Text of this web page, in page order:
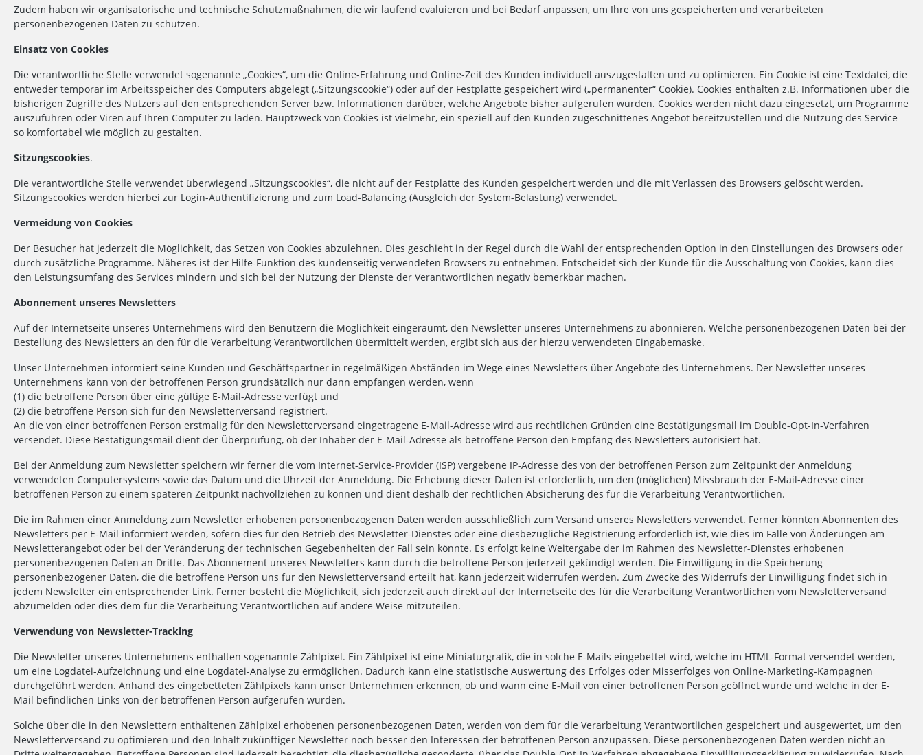
Zudem haben wir organisatorische und technische Schutzmaßnahmen, die wir laufend evaluieren und bei Bedarf anpassen, um Ihre von uns gespeicherten und verarbeiteten
personenbezogenen Daten zu schützen.
Einsatz von Cookies
Die verantwortliche Stelle verwendet sogenannte „Cookies“, um die Online-Erfahrung und Online-Zeit des Kunden individuell auszugestalten und zu optimieren. Ein Cookie ist eine Textdatei, die
entweder temporär im Arbeitsspeicher des Computers abgelegt („Sitzungscookie“) oder auf der Festplatte gespeichert wird („permanenter“ Cookie). Cookies enthalten z.B. Informationen über die
bisherigen Zugriffe des Nutzers auf den entsprechenden Server bzw. Informationen darüber, welche Angebote bisher aufgerufen wurden. Cookies werden nicht dazu eingesetzt, um Programme
auszuführen oder Viren auf Ihren Computer zu laden. Hauptzweck von Cookies ist vielmehr, ein speziell auf den Kunden zugeschnittenes Angebot bereitzustellen und die Nutzung des Service
so komfortabel wie möglich zu gestalten.
Sitzungscookies.
Die verantwortliche Stelle verwendet überwiegend „Sitzungscookies“, die nicht auf der Festplatte des Kunden gespeichert werden und die mit Verlassen des Browsers gelöscht werden.
Sitzungscookies werden hierbei zur Login-Authentifizierung und zum Load-Balancing (Ausgleich der System-Belastung) verwendet.
Vermeidung von Cookies
Der Besucher hat jederzeit die Möglichkeit, das Setzen von Cookies abzulehnen. Dies geschieht in der Regel durch die Wahl der entsprechenden Option in den Einstellungen des Browsers oder
durch zusätzliche Programme. Näheres ist der Hilfe-Funktion des kundenseitig verwendeten Browsers zu entnehmen. Entscheidet sich der Kunde für die Ausschaltung von Cookies, kann dies
den Leistungsumfang des Services mindern und sich bei der Nutzung der Dienste der Verantwortlichen negativ bemerkbar machen.
Abonnement unseres Newsletters
Auf der Internetseite unseres Unternehmens wird den Benutzern die Möglichkeit eingeräumt, den Newsletter unseres Unternehmens zu abonnieren. Welche personenbezogenen Daten bei der
Bestellung des Newsletters an den für die Verarbeitung Verantwortlichen übermittelt werden, ergibt sich aus der hierzu verwendeten Eingabemaske.
Unser Unternehmen informiert seine Kunden und Geschäftspartner in regelmäßigen Abständen im Wege eines Newsletters über Angebote des Unternehmens. Der Newsletter unseres
Unternehmens kann von der betroffenen Person grundsätzlich nur dann empfangen werden, wenn
(1) die betroffene Person über eine gültige E-Mail-Adresse verfügt und
(2) die betroffene Person sich für den Newsletterversand registriert.
An die von einer betroffenen Person erstmalig für den Newsletterversand eingetragene E-Mail-Adresse wird aus rechtlichen Gründen eine Bestätigungsmail im Double-Opt-In-Verfahren
versendet. Diese Bestätigungsmail dient der Überprüfung, ob der Inhaber der E-Mail-Adresse als betroffene Person den Empfang des Newsletters autorisiert hat.
Bei der Anmeldung zum Newsletter speichern wir ferner die vom Internet-Service-Provider (ISP) vergebene IP-Adresse des von der betroffenen Person zum Zeitpunkt der Anmeldung
verwendeten Computersystems sowie das Datum und die Uhrzeit der Anmeldung. Die Erhebung dieser Daten ist erforderlich, um den (möglichen) Missbrauch der E-Mail-Adresse einer
betroffenen Person zu einem späteren Zeitpunkt nachvollziehen zu können und dient deshalb der rechtlichen Absicherung des für die Verarbeitung Verantwortlichen.
Die im Rahmen einer Anmeldung zum Newsletter erhobenen personenbezogenen Daten werden ausschließlich zum Versand unseres Newsletters verwendet. Ferner könnten Abonnenten des
Newsletters per E-Mail informiert werden, sofern dies für den Betrieb des Newsletter-Dienstes oder eine diesbezügliche Registrierung erforderlich ist, wie dies im Falle von Änderungen am
Newsletterangebot oder bei der Veränderung der technischen Gegebenheiten der Fall sein könnte. Es erfolgt keine Weitergabe der im Rahmen des Newsletter-Dienstes erhobenen
personenbezogenen Daten an Dritte. Das Abonnement unseres Newsletters kann durch die betroffene Person jederzeit gekündigt werden. Die Einwilligung in die Speicherung
personenbezogener Daten, die die betroffene Person uns für den Newsletterversand erteilt hat, kann jederzeit widerrufen werden. Zum Zwecke des Widerrufs der Einwilligung findet sich in
jedem Newsletter ein entsprechender Link. Ferner besteht die Möglichkeit, sich jederzeit auch direkt auf der Internetseite des für die Verarbeitung Verantwortlichen vom Newsletterversand
abzumelden oder dies dem für die Verarbeitung Verantwortlichen auf andere Weise mitzuteilen.
Verwendung von Newsletter-Tracking
Die Newsletter unseres Unternehmens enthalten sogenannte Zählpixel. Ein Zählpixel ist eine Miniaturgrafik, die in solche E-Mails eingebettet wird, welche im HTML-Format versendet werden,
um eine Logdatei-Aufzeichnung und eine Logdatei-Analyse zu ermöglichen. Dadurch kann eine statistische Auswertung des Erfolges oder Misserfolges von Online-Marketing-Kampagnen
durchgeführt werden. Anhand des eingebetteten Zählpixels kann unser Unternehmen erkennen, ob und wann eine E-Mail von einer betroffenen Person geöffnet wurde und welche in der E-
Mail befindlichen Links von der betroffenen Person aufgerufen wurden.
Solche über die in den Newslettern enthaltenen Zählpixel erhobenen personenbezogenen Daten, werden von dem für die Verarbeitung Verantwortlichen gespeichert und ausgewertet, um den
Newsletterversand zu optimieren und den Inhalt zukünftiger Newsletter noch besser den Interessen der betroffenen Person anzupassen. Diese personenbezogenen Daten werden nicht an